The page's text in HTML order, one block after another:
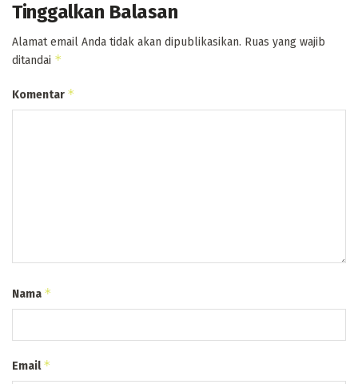
Tinggalkan Balasan
Alamat email Anda tidak akan dipublikasikan. Ruas yang wajib
ditandai *
Komentar *
Nama *
Email*